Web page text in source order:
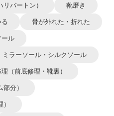
バートン） 靴磨き
骨が外れた・折れた
ール
ミラーソール・シルクソール
（前底修理・靴裏）
分）